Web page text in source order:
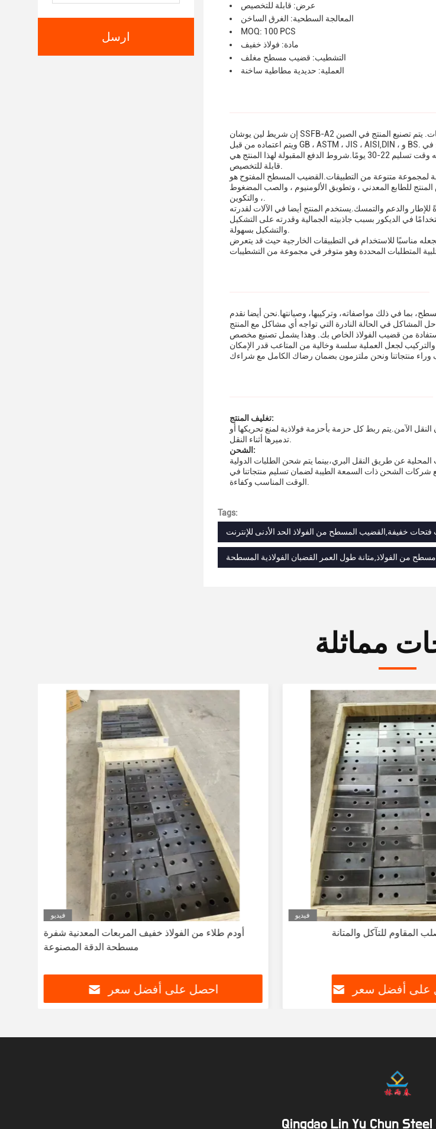
ارسل
عرض: قابلة للتخصيص
المعالجة السطحية: الغرق الساخن
MOQ: 100 PCS
مادة: فولاذ خفيف
التشطيب: قضيب مسطح مغلف
العملية: حديدية مطاطية ساخنة
إن شريط لين يوشان SSFB-A2 الفولاذي المسطح هو منتج متعدد الاستخدامات يجد تطبيقًا في مجموعة واسعة من الصناعات. يتم تصنيع المنتج في الصين
ويتم اعتماده من قبل GB ، ASTM ، JIS ، AISI,DIN ، و BS. الحد الأدنى لكمية الطلب لهذا المنتج هو 20 طن والسعر قابل للتفاوض. يتم تعبئة المنتج في
حزم خشبية وله وقت تسليم 22-30 يومًا.شروط الدفع المقبولة لهذا المنتج هي LC، T / T ، D / P ، PayPal ، و Western Union. القدرة على توفير المنتج
لمجموعة متنوعة من التطبيقات.القضيب المسطح المفتوح هو
للطابع المعدني ، وتطويق الألومنيوم ، والصب المضغوط
والدعم والتمسك.يستخدم المنتج أيضا في الآلات لقدرته
في الديكور بسبب جاذبيته الجمالية وقدرته على التشكيل
مناسبًا للاستخدام في التطبيقات الخارجية حيث قد يتعرض
بما في ذلك مواصفاته، وتركيبها، وصيانتها.نحن أيضا نقدم
من قضيب الفولاذ الخاص بك. وهذا يشمل تصنيع مخصص
تغليف المنتج:
الآمن.يتم ربط كل حزمة بأحزمة فولاذية لمنع تحريكها أو
الشحن:
عن طريق النقل البري،بينما يتم شحن الطلبات الدولية
الشحن ذات السمعة الطيبة لضمان تسليم منتجاتنا في
Tags:
خفيفة,القضيب المسطح من الفولاذ الحد الأدنى للإنترنت
مماثلة
فيديو
أودم طلاء من الفولاذ خفيف المربعات المعدنية شفرة
مسطحة الدقة المصنوعة
احصل على أفضل سعر
فيديو
المقاوم للتآكل والمتانة
على أفضل سعر
Qingdao Lin Yu Chun